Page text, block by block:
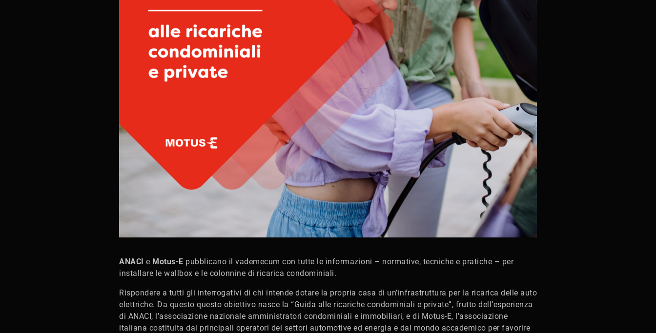
ANACI e Motus-E pubblicano il vademecum con tutte le informazioni – normative, tecniche e pratiche – per
installare le wallbox e le colonnine di ricarica condominiali.
Rispondere a tutti gli interrogativi di chi intende dotare la propria casa di un’infrastruttura per la ricarica delle auto
elettriche. Da questo questo obiettivo nasce la “Guida alle ricariche condominiali e private”, frutto dell’esperienza
di ANACI, l’associazione nazionale amministratori condominiali e immobiliari, e di Motus-E, l’associazione
italiana costituita dai principali operatori dei settori automotive ed energia e dal mondo accademico per favorire